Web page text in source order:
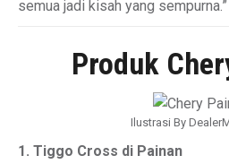
semua jadi kisah yang sempurna.”
Produk
Ilustrasi By
1. Tiggo Cross di Painan